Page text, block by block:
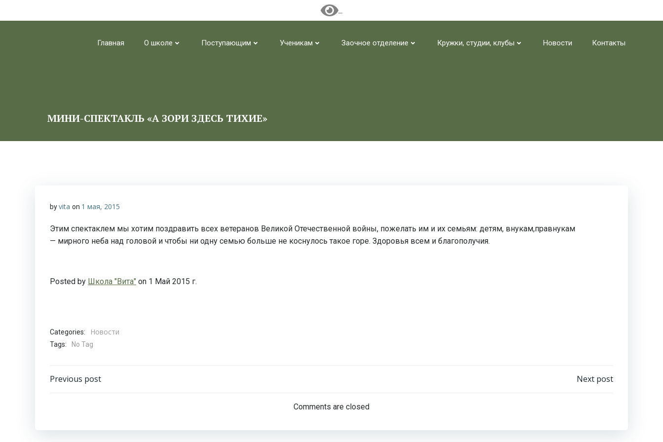
Главная О школе Поступающим Ученикам Заочное отделение Кружки, студии, клубы Новости Контакты
МИНИ-СПЕКТАКЛЬ «А ЗОРИ ЗДЕСЬ ТИХИЕ»
byvita on 1 мая, 2015
Этим спектаклем мы хотим поздравить всех ветеранов Великой Отечественной войны, пожелать им и их семьям: детям, внукам,правнукам
— мирного неба над головой и чтобы ни одну семью больше не коснулось такое горе. Здоровья всем и благополучия.
Posted by Школа "Вита" on 1 Май 2015 г.
Categories: Новости
Tags: No Tag
Навигация
записям
Previous post
по
записям
Next post
Comments are closed